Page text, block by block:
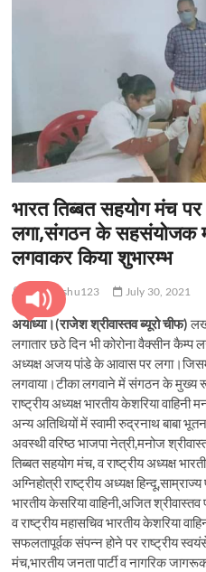
भारत तिब्बत सहयोग मंच
लगा,संगठन के सहसंयोजक
लगवाकर किया शुभारम्भ
pratyanshu123 July 30, 2021
अयोध्या।(राजेश श्रीवास्तव ब्यूरो चीफ)
लगातार छठे दिन भी कोरोना वैक्सीन
अध्यक्ष अजय पांडे के आवास पर
लगवाया।टीका लगवाने में संगठन के मुख्य
राष्ट्रीय अध्यक्ष भारतीय केशरिया
अन्य अतिथियों में स्वामी रुद्रनाथ बाबा
अवस्थी वरिष्ठ भाजपा नेत्री,मनोज
तिब्बत सहयोग मंच, व राष्ट्रीय अध्यक्ष
अग्निहोत्री राष्ट्रीय अध्यक्ष
भारतीय केसरिया वाहिनी,अजित
व राष्ट्रीय महासचिव भारतीय केशरिया
सफलतापूर्वक संपन्न होने पर राष्ट्रीय
मंच,भारतीय जनता पार्टी व नागरिक